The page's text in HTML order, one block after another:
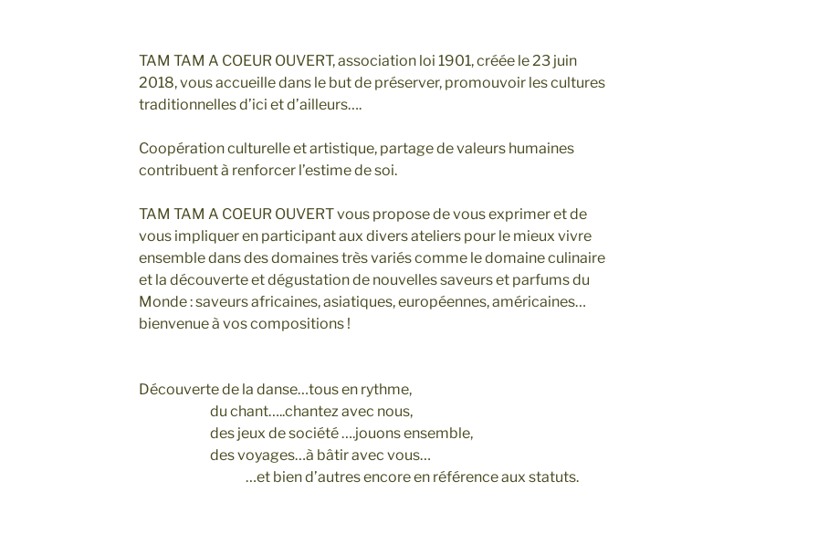
TAM TAM A COEUR OUVERT, association loi 1901, créée le 23 juin
2018, vous accueille dans le but de préserver, promouvoir les cultures
traditionnelles d’ici et d’ailleurs….
Coopération culturelle et artistique, partage de valeurs humaines
contribuent à renforcer l’estime de soi.
TAM TAM A COEUR OUVERT vous propose de vous exprimer et de
vous impliquer en participant aux divers ateliers pour le mieux vivre
ensemble dans des domaines très variés comme le domaine culinaire
et la découverte et dégustation de nouvelles saveurs et parfums du
Monde : saveurs africaines, asiatiques, européennes, américaines…
bienvenue à vos compositions !
Découverte de la danse…tous en rythme,
du chant…..chantez avec nous,
des jeux de société ….jouons ensemble,
des voyages…à bâtir avec vous…
…et bien d’autres encore en référence aux statuts.